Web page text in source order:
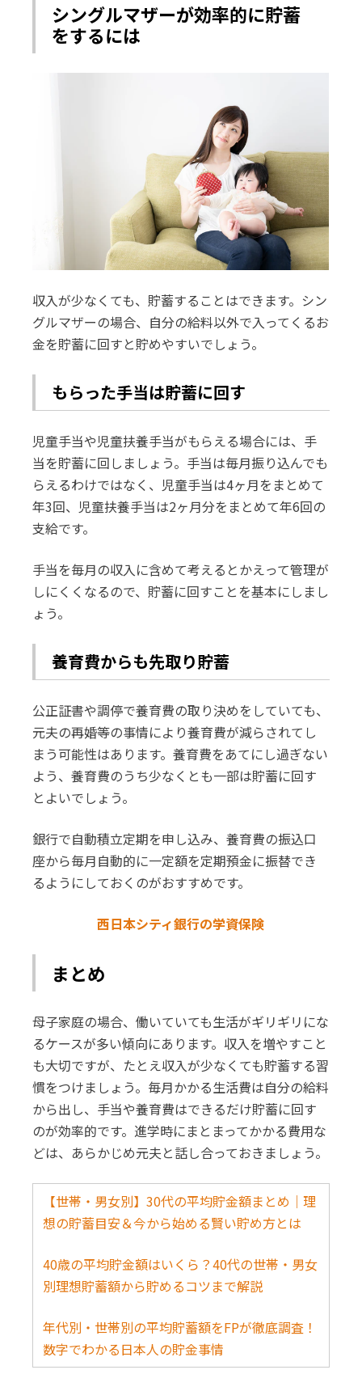
シングルマザーが効率的に貯蓄
をするには
収入が少なくても、貯蓄することはできます。シン
グルマザーの場合、自分の給料以外で入ってくるお
金を貯蓄に回すと貯めやすいでしょう。
もらった手当は貯蓄に回す
児童手当や児童扶養手当がもらえる場合には、手
当を貯蓄に回しましょう。手当は毎月振り込んでも
らえるわけではなく、児童手当は4ヶ月をまとめて
年3回、児童扶養手当は2ヶ月分をまとめて年6回の
支給です。
手当を毎月の収入に含めて考えるとかえって管理が
しにくくなるので、貯蓄に回すことを基本にしまし
ょう。
養育費からも先取り貯蓄
公正証書や調停で養育費の取り決めをしていても、
元夫の再婚等の事情により養育費が減らされてし
まう可能性はあります。養育費をあてにし過ぎない
よう、養育費のうち少なくとも一部は貯蓄に回す
とよいでしょう。
銀行で自動積立定期を申し込み、養育費の振込口
座から毎月自動的に一定額を定期預金に振替でき
るようにしておくのがおすすめです。
西日本シティ銀行の学資保険
まとめ
母子家庭の場合、働いていても生活がギリギリにな
るケースが多い傾向にあります。収入を増やすこと
も大切ですが、たとえ収入が少なくても貯蓄する習
慣をつけましょう。毎月かかる生活費は自分の給料
から出し、手当や養育費はできるだけ貯蓄に回す
のが効率的です。進学時にまとまってかかる費用な
どは、あらかじめ元夫と話し合っておきましょう。
【世帯・男女別】30代の平均貯金額まとめ｜理
想の貯蓄目安＆今から始める賢い貯め方とは
40歳の平均貯金額はいくら？40代の世帯・男女
別理想貯蓄額から貯めるコツまで解説
年代別・世帯別の平均貯蓄額をFPが徹底調査！
数字でわかる日本人の貯金事情